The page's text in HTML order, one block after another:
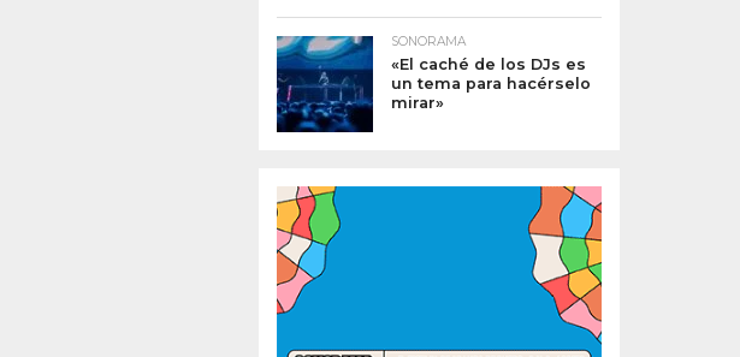
SONORAMA
«El caché de los DJs es
un tema para hacérselo
mirar»